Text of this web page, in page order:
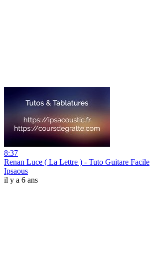
8:37
Renan Luce ( La Lettre ) - Tuto Guitare Facile
Ipsaous
il y a 6 ans